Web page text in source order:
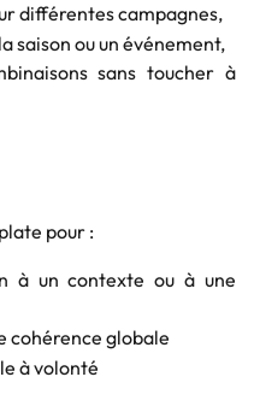
différentes campagnes,
saison ou un événement,
sans toucher à
pour :
à un contexte ou à une
cohérence globale
à volonté